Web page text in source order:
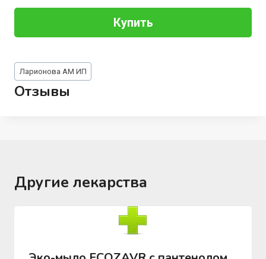
Купить
Метки
записи:
Ларионова АМ ИП
Отзывы
Другие лекарства